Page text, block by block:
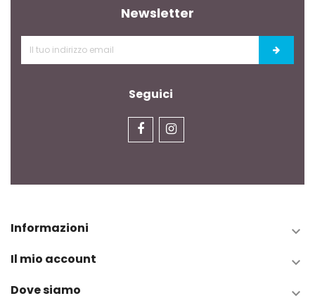
Newsletter
Seguici
Informazioni 
Il mio account 
Dove siamo 